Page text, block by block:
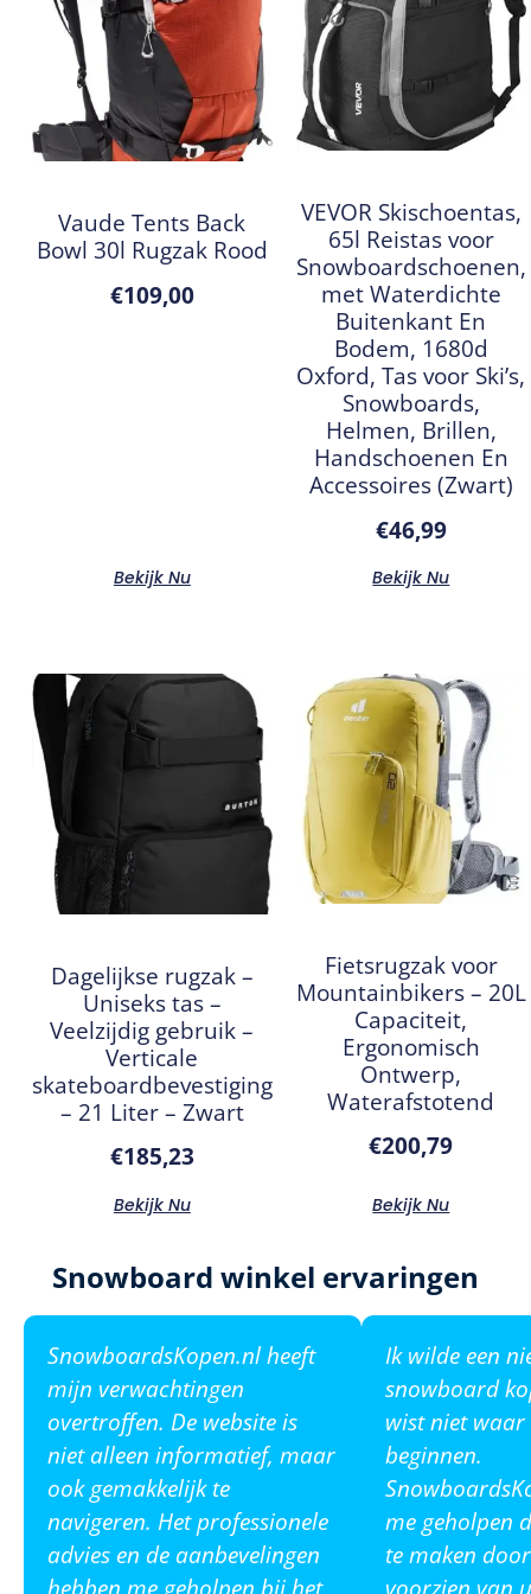
Vaude Tents Back
Bowl 30l Rugzak Rood
€109,00
Bekijk Nu
VEVOR Skischoentas,
65l Reistas voor
Snowboardschoenen,
met Waterdichte
Buitenkant En
Bodem, 1680d
Oxford, Tas voor Ski’s,
Snowboards,
Helmen, Brillen,
Handschoenen En
Accessoires (Zwart)
€46,99
Bekijk Nu
Dagelijkse rugzak –
Uniseks tas –
Veelzijdig gebruik –
Verticale
skateboardbevestiging
– 21 Liter – Zwart
€185,23
Bekijk Nu
Fietsrugzak voor
Mountainbikers – 20L
Capaciteit,
Ergonomisch
Ontwerp,
Waterafstotend
€200,79
Bekijk Nu
Snowboard winkel ervaringen
SnowboardsKopen.nl heeft
mijn verwachtingen
overtroffen. De website is
niet alleen informatief, maar
ook gemakkelijk te
navigeren. Het professionele
advies en de aanbevelingen
hebben me geholpen bij het
Ik wilde een
snowboard
wist niet waar
beginnen.
me geholpen
te maken
voorzien van